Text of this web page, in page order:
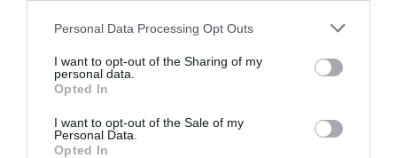
Personal Data Processing Opt Outs
I want to opt-out of the Sharing of my
personal data.
Opted In
I want to opt-out of the Sale of my
Personal Data.
Opted In